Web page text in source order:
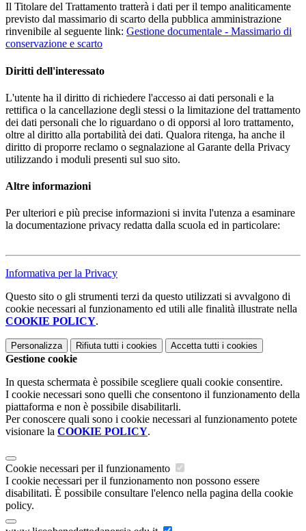
Il Titolare del Trattamento tratterà i dati per il tempo analiticamente
previsto dal massimario di scarto della pubblica amministrazione
rinvenibile al seguente link: Gestione documentale - Massimario di
conservazione e scarto
Diritti dell'interessato
L'utente ha il diritto di richiedere l'accesso ai dati personali e la
rettifica o la cancellazione degli stessi o la limitazione del trattamento
dei dati personali che lo riguardano o di opporsi al loro trattamento,
oltre al diritto alla portabilità dei dati. Qualora ritenga, ha anche il
diritto di proporre reclamo o segnalazione al Garante della Privacy
utilizzando i moduli presenti sul suo sito.
Altre informazioni
Per ulteriori e più precise informazioni si invita l'utenza a esaminare
la documentazione privacy redatta dalla scuola ed in particolare:
Informativa per la Privacy
Questo sito o gli strumenti terzi da questo utilizzati si avvalgono di
cookie necessari al funzionamento ed utili alle finalità illustrate nella
COOKIE POLICY.
Personalizza Rifiuta tutti i cookies Accetta tutti i cookies
Gestione cookie
In questa schermata è possibile scegliere quali cookie consentire.
I cookie necessari sono quelli che consentono il funzionamento della
piattaforma e non è possibile disabilitarli.
Per conoscere quali sono i cookie necessari al funzionamento potete
visionare la COOKIE POLICY.
Cookie necessari per il funzionamento
I cookie necessari per il funzionamento non possono essere
disabilitati. È possibile consultare l'elenco nella pagina della cookie
policy.